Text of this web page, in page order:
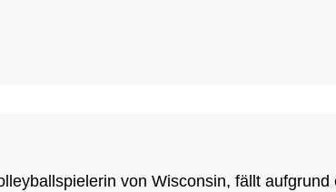
von Wisconsin, fällt